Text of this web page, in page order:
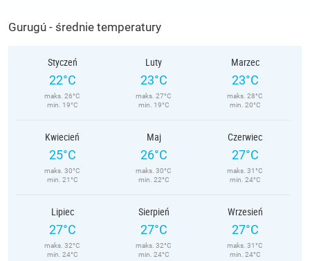
Gurugú - średnie temperatury
Styczeń
22°C
maks. 26°C
min. 19°C
Luty
23°C
maks. 27°C
min. 19°C
Marzec
23°C
maks. 28°C
min. 20°C
Kwiecień
25°C
maks. 30°C
min. 21°C
Maj
26°C
maks. 30°C
min. 22°C
Czerwiec
27°C
maks. 31°C
min. 24°C
Lipiec
27°C
maks. 32°C
min. 24°C
Sierpień
27°C
maks. 32°C
min. 24°C
Wrzesień
27°C
maks. 31°C
min. 24°C